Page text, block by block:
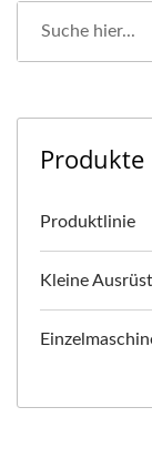
Produkte
Produktlinie
Kleine